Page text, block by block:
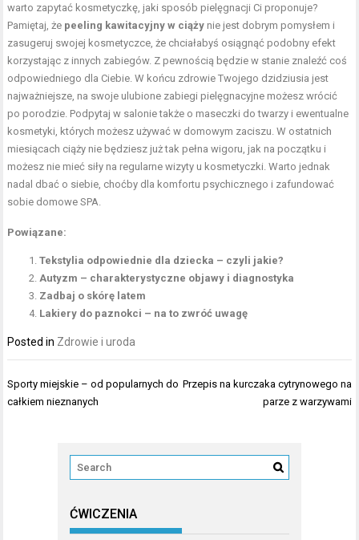
warto zapytać kosmetyczkę, jaki sposób pielęgnacji Ci proponuje?
Pamiętaj, że peeling kawitacyjny w ciąży nie jest dobrym pomysłem i
zasugeruj swojej kosmetyczce, że chciałabyś osiągnąć podobny efekt
korzystając z innych zabiegów. Z pewnością będzie w stanie znaleźć coś
odpowiedniego dla Ciebie. W końcu zdrowie Twojego dzidziusia jest
najważniejsze, na swoje ulubione zabiegi pielęgnacyjne możesz wrócić
po porodzie. Podpytaj w salonie także o maseczki do twarzy i ewentualne
kosmetyki, których możesz używać w domowym zaciszu. W ostatnich
miesiącach ciąży nie będziesz już tak pełna wigoru, jak na początku i
możesz nie mieć siły na regularne wizyty u kosmetyczki. Warto jednak
nadal dbać o siebie, choćby dla komfortu psychicznego i zafundować
sobie domowe SPA.
Powiązane:
Tekstylia odpowiednie dla dziecka – czyli jakie?
Autyzm – charakterystyczne objawy i diagnostyka
Zadbaj o skórę latem
Lakiery do paznokci – na to zwróć uwagę
Posted in Zdrowie i uroda
Nawigacja
wpisu
Sporty miejskie – od popularnych do
całkiem nieznanych
Przepis na kurczaka cytrynowego na
parze z warzywami
ĆWICZENIA